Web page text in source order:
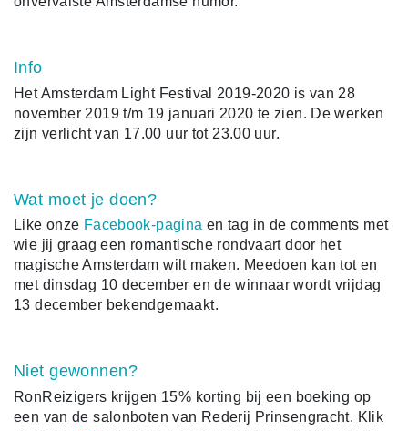
Info
Het Amsterdam Light Festival 2019-2020 is van 28
november 2019 t/m 19 januari 2020 te zien. De werken
zijn verlicht van 17.00 uur tot 23.00 uur.
Wat moet je doen?
Like onze Facebook-pagina en tag in de comments met
wie jij graag een romantische rondvaart door het
magische Amsterdam wilt maken. Meedoen kan tot en
met dinsdag 10 december en de winnaar wordt vrijdag
13 december bekendgemaakt.
Niet gewonnen?
RonReizigers krijgen 15% korting bij een boeking op
een van de salonboten van Rederij Prinsengracht. Klik